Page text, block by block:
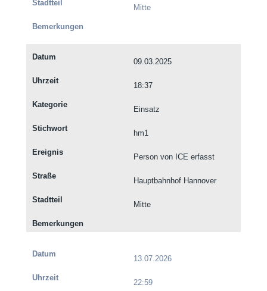
Mitte
09.03.2025
18:37
Einsatz
hm1
Person von ICE erfasst
Hauptbahnhof Hannover
Mitte
13.07.2026
22:59